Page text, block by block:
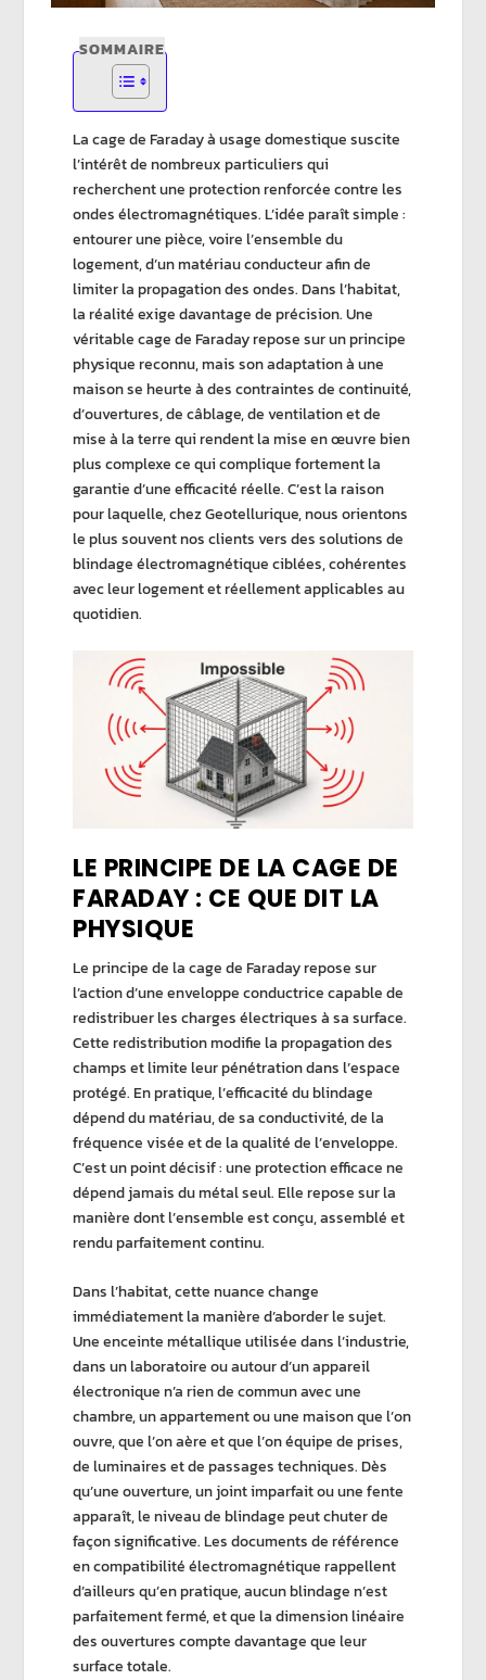
SOMMAIRE
Lacage de Faraday à usage domestiquesuscite
l’intérêt de nombreux particuliers qui
recherchent une protection renforcée contre les
ondes électromagnétiques. L’idée paraît simple :
entourer une pièce, voire l’ensemble du
logement, d’un matériau conducteur afin de
limiter la propagation des ondes. Dans l’habitat,
la réalité exige davantage de précision. Une
véritablecage de Faradayrepose sur un principe
physique reconnu, mais son adaptation à une
maison se heurte à des contraintes de continuité,
d’ouvertures, de câblage, de ventilation et de
mise à la terrequi rendent la mise en œuvre bien
plus complexe ce qui complique fortement la
garantie d’une efficacité réelle. C’est la raison
pour laquelle, chezGeotellurique, nous orientons
le plus souvent nos clients vers des solutions de
blindage électromagnétiqueciblées, cohérentes
avec leur logement et réellement applicables au
quotidien.
LE PRINCIPE DE LA CAGE DE
FARADAY : CE QUE DIT LA
PHYSIQUE
Le principe de lacage de Faradayrepose sur
l’action d’une enveloppe conductrice capable de
redistribuer les charges électriques à sa surface.
Cette redistribution modifie la propagation des
champs et limite leur pénétration dans l’espace
protégé. En pratique, l’efficacité du blindage
dépend du matériau, de sa conductivité, de la
fréquence visée et de la qualité de l’enveloppe.
C’est un point décisif : une protection efficace ne
dépend jamais du métal seul. Elle repose sur la
manière dont l’ensemble est conçu, assemblé et
rendu parfaitement continu.
Dans l’habitat, cette nuance change
immédiatement la manière d’aborder le sujet.
Uneenceinte métalliqueutilisée dans l’industrie,
dans un laboratoire ou autour d’un appareil
électronique n’a rien de commun avec une
chambre, un appartement ou une maison que l’on
ouvre, que l’on aère et que l’on équipe de prises,
de luminaires et de passages techniques. Dès
qu’une ouverture, un joint imparfait ou une fente
apparaît, leniveau de blindagepeut chuter de
façon significative. Les documents de référence
encompatibilité électromagnétiquerappellent
d’ailleurs qu’en pratique, aucun blindage n’est
parfaitement fermé, et que la dimension linéaire
des ouvertures compte davantage que leur
surface totale.